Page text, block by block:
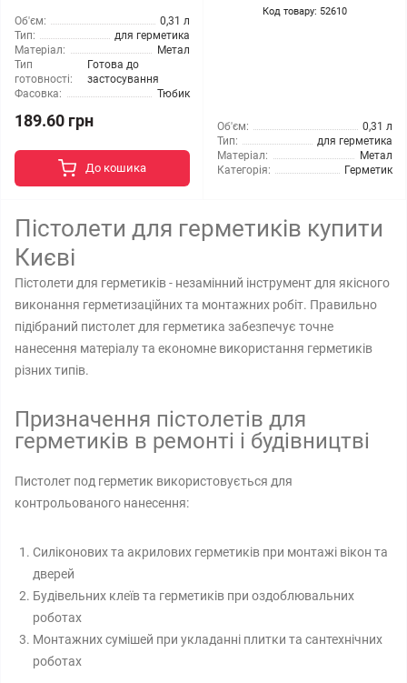
Об'єм:
0,31 л
Тип:
для герметика
Матеріал:
Метал
Тип
готовності:
Готова до
застосування
Фасовка:
Тюбик
189.60 грн
До кошика
Код товару: 52610
Об'єм:
0,31 л
Тип:
для герметика
Матеріал:
Метал
Категорія:
Герметик
Пістолети для герметиків купити
Києві
Пістолети для герметиків - незамінний інструмент для якісного
виконання герметизаційних та монтажних робіт. Правильно
підібраний пистолет для герметика забезпечує точне
нанесення матеріалу та економне використання герметиків
різних типів.
Призначення пістолетів для
герметиків в ремонті і будівництві
Пистолет под герметик використовується для
контрольованого нанесення:
Силіконових та акрилових герметиків при монтажі вікон та
дверей
Будівельних клеїв та герметиків при оздоблювальних
роботах
Монтажних сумішей при укладанні плитки та сантехнічних
роботах